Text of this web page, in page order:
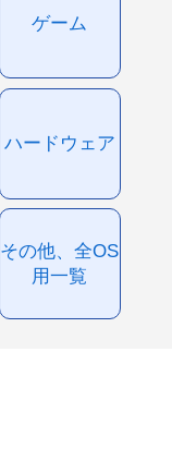
ゲーム
ハードウェア
その他、全OS
用一覧